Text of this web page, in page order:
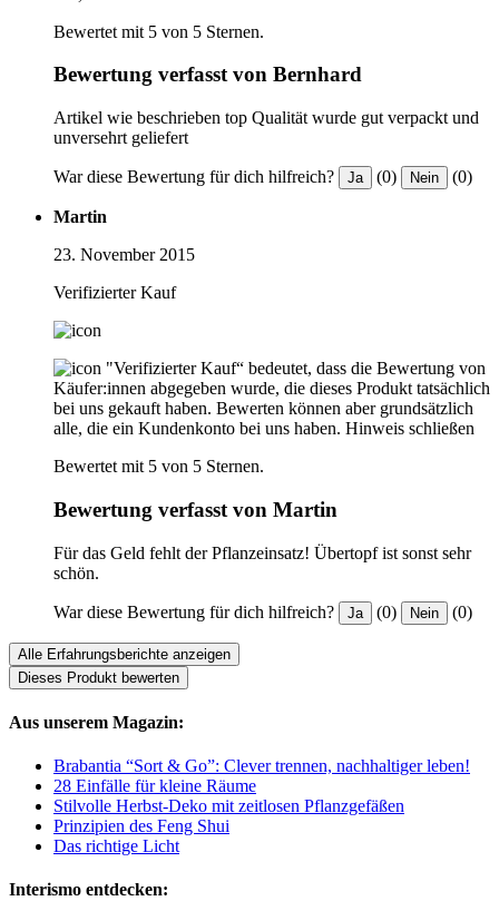
Bewertet mit 5 von 5 Sternen.
Bewertung verfasst von Bernhard
Artikel wie beschrieben top Qualität wurde gut verpackt und
unversehrt geliefert
War diese Bewertung für dich hilfreich? Ja (0) Nein (0)
Martin
23. November 2015
Verifizierter Kauf
"Verifizierter Kauf“ bedeutet, dass die Bewertung von
Käufer:innen abgegeben wurde, die dieses Produkt tatsächlich
bei uns gekauft haben. Bewerten können aber grundsätzlich
alle, die ein Kundenkonto bei uns haben. Hinweis schließen
Bewertet mit 5 von 5 Sternen.
Bewertung verfasst von Martin
Für das Geld fehlt der Pflanzeinsatz! Übertopf ist sonst sehr
schön.
War diese Bewertung für dich hilfreich? Ja (0) Nein (0)
Alle Erfahrungsberichte anzeigen
Dieses Produkt bewerten
Aus unserem Magazin:
Brabantia “Sort & Go”: Clever trennen, nachhaltiger leben!
28 Einfälle für kleine Räume
Stilvolle Herbst-Deko mit zeitlosen Pflanzgefäßen
Prinzipien des Feng Shui
Das richtige Licht
Interismo entdecken: